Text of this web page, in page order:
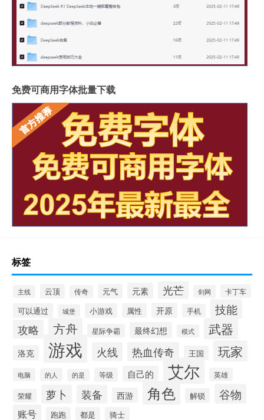
免费可商用字体批量下载
标签
主线 云顶 传奇 元气 元素 光芒 剑网 卡丁车
可以通过 城堡 小游戏 属性 开原 手机 技能
攻略 方舟 星际争霸 最终幻想 模式 武器
洛克 游戏 火线 热血传奇 王国 玩家
电脑 的人 的是 等级 自己的 艾尔 英雄
荣耀 萝卜 装备 西游 角色 解锁 谷物
账号 跑跑 都是 骑士